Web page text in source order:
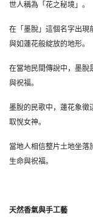
世人稱為「花之秘境」。
在「墨脫」這個名字出現
與如蓮花般綻放的地形。
在當地民間傳說中，墨脫
與祝福。
墨脫的民歌中，蓮花象徵
取悅女神。
當地人相信整片土地坐落
生命與祝福。
天然香氣與手工藝